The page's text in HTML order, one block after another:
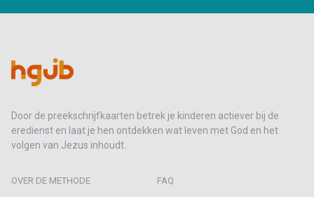
Door de preekschrijfkaarten betrek je kinderen actiever bij de
eredienst en laat je hen ontdekken wat leven met God en het
volgen van Jezus inhoudt.
OVER DE METHODE FAQ